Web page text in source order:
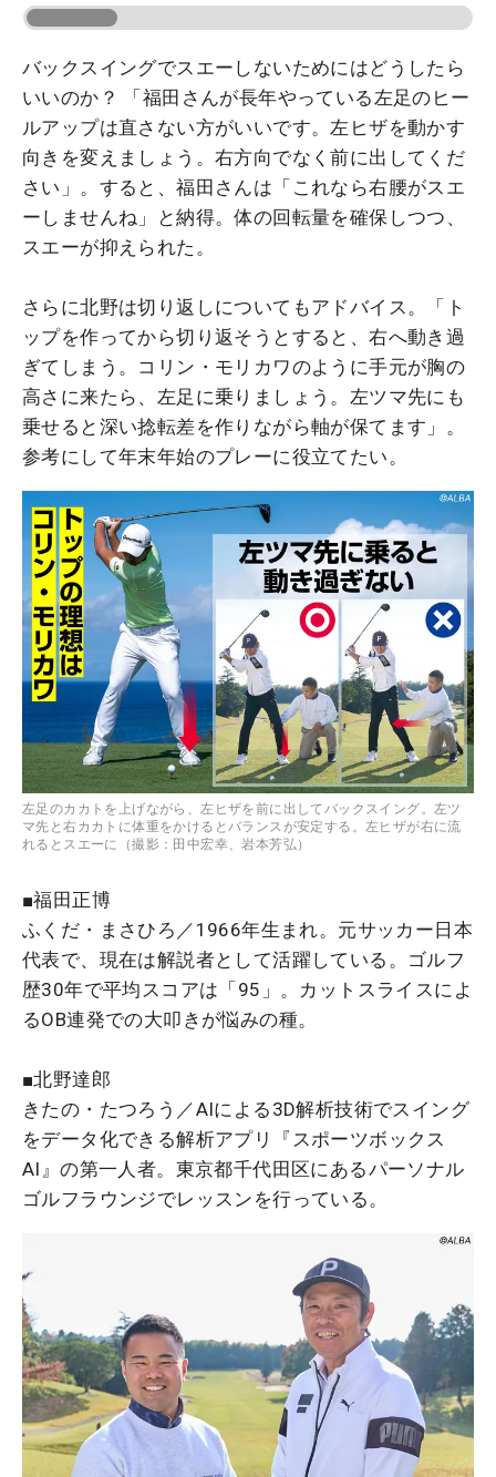
バックスイングでスエーしないためにはどうしたら
いいのか？ 「福田さんが長年やっている左足のヒー
ルアップは直さない方がいいです。左ヒザを動かす
向きを変えましょう。右方向でなく前に出してくだ
さい」。すると、福田さんは「これなら右腰がスエ
ーしませんね」と納得。体の回転量を確保しつつ、
スエーが抑えられた。
さらに北野は切り返しについてもアドバイス。「ト
ップを作ってから切り返そうとすると、右へ動き過
ぎてしまう。コリン・モリカワのように手元が胸の
高さに来たら、左足に乗りましょう。左ツマ先にも
乗せると深い捻転差を作りながら軸が保てます」。
参考にして年末年始のプレーに役立てたい。
左足のカカトを上げながら、左ヒザを前に出してバックスイング。左ツ
マ先と右カカトに体重をかけるとバランスが安定する。左ヒザが右に流
れるとスエーに（撮影：田中宏幸、岩本芳弘）
■福田正博
ふくだ・まさひろ／1966年生まれ。元サッカー日本
代表で、現在は解説者として活躍している。ゴルフ
歴30年で平均スコアは「95」。カットスライスによ
るOB連発での大叩きが悩みの種。
■北野達郎
きたの・たつろう／AIによる3D解析技術でスイング
をデータ化できる解析アプリ『スポーツボックス
AI』の第一人者。東京都千代田区にあるパーソナル
ゴルフラウンジでレッスンを行っている。